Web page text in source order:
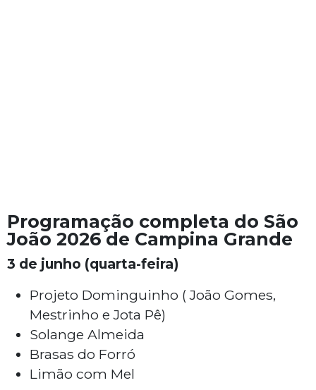
Programação completa do São
João 2026 de Campina Grande
3 de junho (quarta-feira)
Projeto Dominguinho ( João Gomes,
Mestrinho e Jota Pê)
Solange Almeida
Brasas do Forró
Limão com Mel